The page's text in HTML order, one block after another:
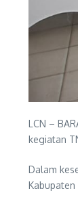
LCN –
kegiatan
Dalam